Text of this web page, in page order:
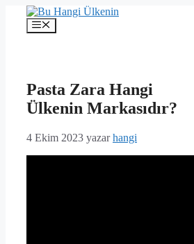
İçeriğe
Menü
Pasta Zara Hangi
Ülkenin Markasıdır?
4 Ekim 2023 yazarhangi